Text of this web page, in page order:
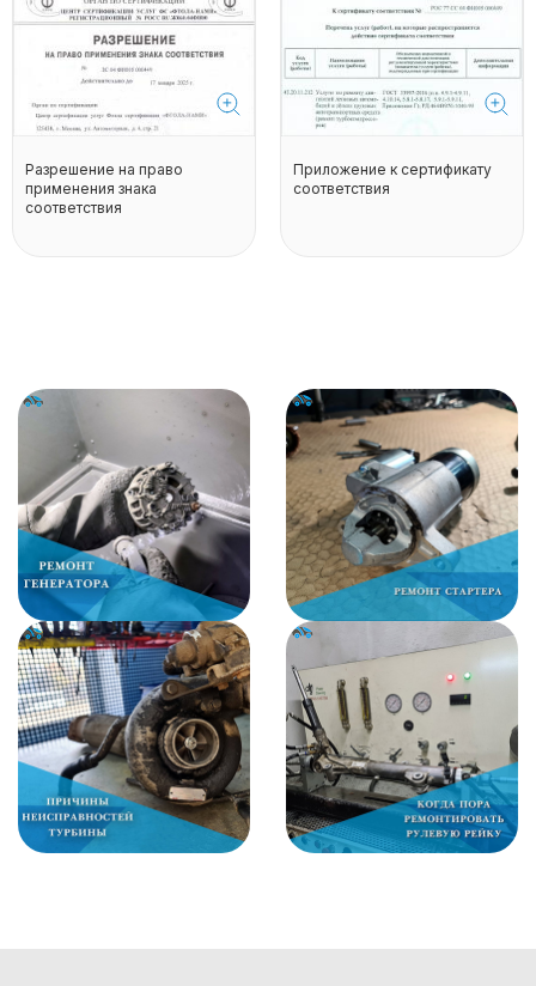
Разрешение на право
применения знака
соответствия
Приложение к сертификату
соответствия